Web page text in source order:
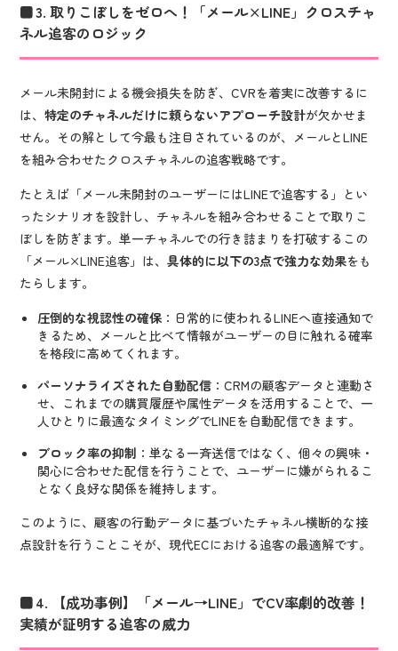
3. 取りこぼしをゼロへ！「メール×LINE」クロスチャ
ネル追客のロジック
メール未開封による機会損失を防ぎ、CVRを着実に改善するに
は、特定のチャネルだけに頼らないアプローチ設計が欠かせま
せん。その解として今最も注目されているのが、メールとLINE
を組み合わせたクロスチャネルの追客戦略です。
たとえば「メール未開封のユーザーにはLINEで追客する」とい
ったシナリオを設計し、チャネルを組み合わせることで取りこ
ぼしを防ぎます。単一チャネルでの行き詰まりを打破するこの
「メール×LINE追客」は、具体的に以下の3点で強力な効果をも
たらします。
圧倒的な視認性の確保 ：日常的に使われるLINEへ直接通知で
きるため、メールと比べて情報がユーザーの目に触れる確率
を格段に高めてくれます。
パーソナライズされた自動配信 ：CRMの顧客データと連動さ
せ、これまでの購買履歴や属性データを活用することで、一
人ひとりに最適なタイミングでLINEを自動配信できます。
ブロック率の抑制 ：単なる一斉送信ではなく、個々の興味・
関心に合わせた配信を行うことで、ユーザーに嫌がられるこ
となく良好な関係を維持します。
このように、顧客の行動データに基づいたチャネル横断的な接
点設計を行うことこそが、現代ECにおける追客の最適解です。
4. 【成功事例】「メール→LINE」でCV率劇的改善！
実績が証明する追客の威力